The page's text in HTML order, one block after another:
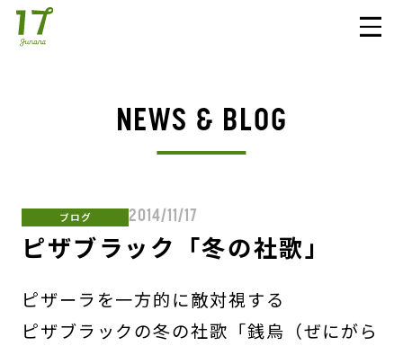
NEWS & BLOG
ブログ 2014/11/17
ピザブラック「冬の社歌」
ピザーラを一方的に敵対視する
ピザブラックの冬の社歌「銭烏（ぜにがら